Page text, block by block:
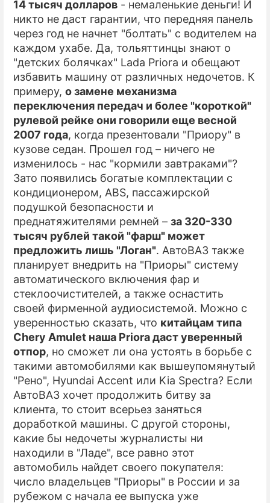
14 тысяч долларов - немаленькие деньги! И
никто не даст гарантии, что передняя панель
через год не начнет "болтать" с водителем на
каждом ухабе. Да, тольяттинцы знают о
"детских болячках" Lada Priora и обещают
избавить машину от различных недочетов. К
примеру, о замене механизма
переключения передач и более "короткой"
рулевой рейке они говорили еще весной
2007 года, когда презентовали "Приору" в
кузове седан. Прошел год – ничего не
изменилось - нас "кормили завтраками"?
Зато появились богатые комплектации с
кондиционером, ABS, пассажирской
подушкой безопасности и
преднатяжителями ремней – за 320-330
тысяч рублей такой "фарш" может
предложить лишь "Логан". АвтоВАЗ также
планирует внедрить на "Приоры" систему
автоматического включения фар и
стеклоочистителей, а также оснастить
своей фирменной аудиосистемой. Можно с
уверенностью сказать, что китайцам типа
Chery Amulet наша Priora даст уверенный
отпор, но сможет ли она устоять в борьбе с
такими автомобилями как вышеупомянутый
"Рено", Hyundai Accent или Kia Spectra? Если
АвтоВАЗ хочет продолжить битву за
клиента, то стоит всерьез заняться
доработкой машины. С другой стороны,
какие бы недочеты журналисты ни
находили в "Ладе", все равно этот
автомобиль найдет своего покупателя:
число владельцев "Приоры" в России и за
рубежом с начала ее выпуска уже